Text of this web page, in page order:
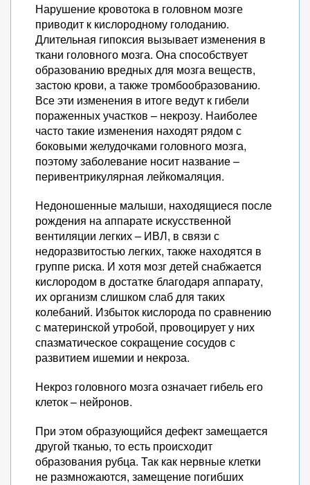
Нарушение кровотока в головном мозге
приводит к кислородному голоданию.
Длительная гипоксия вызывает изменения в
ткани головного мозга. Она способствует
образованию вредных для мозга веществ,
застою крови, а также тромбообразованию.
Все эти изменения в итоге ведут к гибели
пораженных участков – некрозу. Наиболее
часто такие изменения находят рядом с
боковыми желудочками головного мозга,
поэтому заболевание носит название –
перивентрикулярная лейкомаляция.
Недоношенные малыши, находящиеся после
рождения на аппарате искусственной
вентиляции легких – ИВЛ, в связи с
недоразвитостью легких, также находятся в
группе риска. И хотя мозг детей снабжается
кислородом в достатке благодаря аппарату,
их организм слишком слаб для таких
колебаний. Избыток кислорода по сравнению
с материнской утробой, провоцирует у них
спазматическое сокращение сосудов с
развитием ишемии и некроза.
Некроз головного мозга означает гибель его
клеток – нейронов.
При этом образующийся дефект замещается
другой тканью, то есть происходит
образования рубца. Так как нервные клетки
не размножаются, замещение погибших